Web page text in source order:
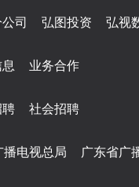
司 弘图投资 弘视
业务合作
聘 社会招聘
播电视总局 广东省广